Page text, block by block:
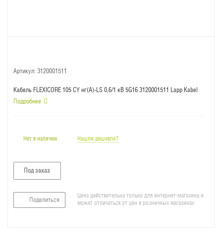
Артикул: 3120001511
Кабель FLEXICORE 105 CY нг(А)-LS 0,6/1 кВ 5G16 3120001511 Lapp Kabel
Подробнее
Нет в наличии Нашли дешевле?
Под заказ
Поделиться
Цена действительна только для интернет-магазина и
может отличаться от цен в розничных магазинах